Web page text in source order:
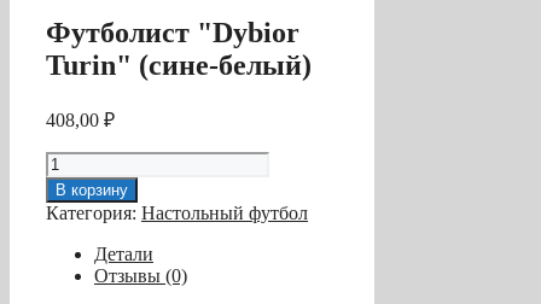
Футболист "Dybior
Turin" (сине-белый)
408,00 ₽
Количество
товара
Футболист
"Dybior
Turin"
(сине-
белый)
В корзину
Категория: Настольный футбол
Детали
Отзывы (0)